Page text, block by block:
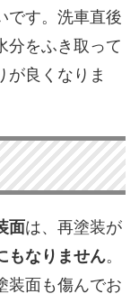
です。洗車直後
分をふき取って
が良くなりま
面は、再塗装が
もなりません。
装面も傷んでお